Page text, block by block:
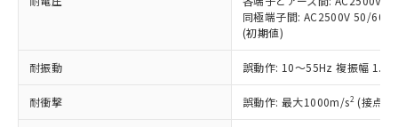
同極端子間: AC2500V 50/
(初期値)
耐振動 誤動作: 10～55Hz 複振幅
耐衝撃 誤動作: 最大1000m/s2 (接点
在庫状況および標準価格照会結果は、
記載している更新日時点での社内デー
タに基づき作成されるものであり、閲
覧された時点での実際の在庫および標
準価格とは異なる場合があることをご
むを得ず変更することがあります。
六価クロム(Cr(Ⅵ)) 1000ppm以下、ポリ臭化ビフェニル
類(PBB) 1000ppm以下、ポリ臭化ジフェニルエーテル類
(PBDE) 1000ppm以下、フタル酸ビス(2-エチルヘキシ
「－」：未確認です。当社販売部門へお問
*中国RoHS10物質の基準値 (GB/T26572)：
Pb(鉛) :1000ppm、 Hg(水銀) : 1000ppm、 Cd(カドミウ
Cr(Ⅵ)(六価クロム) : 1000ppm、 PBBs(ポリ臭化ビフェ
為替および外国貿易法に定める商品
（以下｢規制貨物等」という）を輸出
または国外への提供する場合は、日本
国政府の輸出許可(または役務取引許
可)を取得するなどの必要な手続きを
当社は規制貨物を破棄する場合は、完
一定数以上の在庫あり